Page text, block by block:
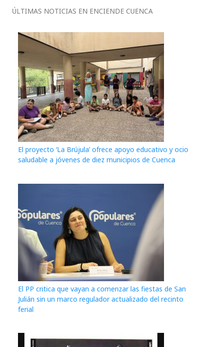
ÚLTIMAS NOTICIAS EN ENCIENDE CUENCA
El proyecto ‘La Brújula’ ofrece apoyo educativo y ocio
saludable a jóvenes de diez municipios de Cuenca
El PP critica que vayan a comenzar las fiestas de San
Julián sin un marco regulador actualizado del recinto
ferial